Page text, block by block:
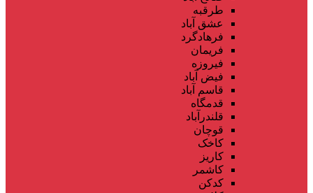
طرقبه
عشق آباد
فرهادگرد
فریمان
فیروزه
فیض آباد
قاسم آباد
قدمگاه
قلندرآباد
قوچان
کاخک
کاریز
کاشمر
کدکن